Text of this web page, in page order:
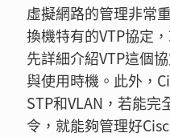
虛擬網路的管理非常
換機特有的VTP協定
先詳細介紹VTP這個
與使用時機。此外，
STP和VLAN，若能
令，就能夠管理好